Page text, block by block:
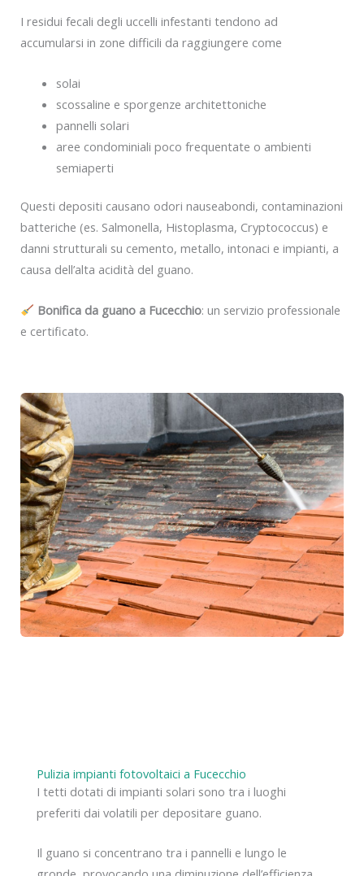
I residui fecali degli uccelli infestanti tendono ad
accumularsi in zone difficili da raggiungere come
solai
scossaline e sporgenze architettoniche
pannelli solari
aree condominiali poco frequentate o ambienti
semiaperti
Questi depositi causano odori nauseabondi, contaminazioni
batteriche (es. Salmonella, Histoplasma, Cryptococcus) e
danni strutturali su cemento, metallo, intonaci e impianti, a
causa dell’alta acidità del guano.
Bonifica da guano a Fucecchio: un servizio professionale
e certificato.
Pulizia impianti fotovoltaici a Fucecchio
I tetti dotati di impianti solari sono tra i luoghi
preferiti dai volatili per depositare guano.
Il guano si concentrano tra i pannelli e lungo le